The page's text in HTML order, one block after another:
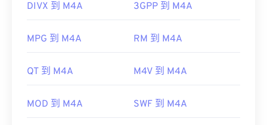
DIVX 到 M4A 3GPP 到 M4A
MPG 到 M4A RM 到 M4A
QT 到 M4A M4V 到 M4A
MOD 到 M4A SWF 到 M4A